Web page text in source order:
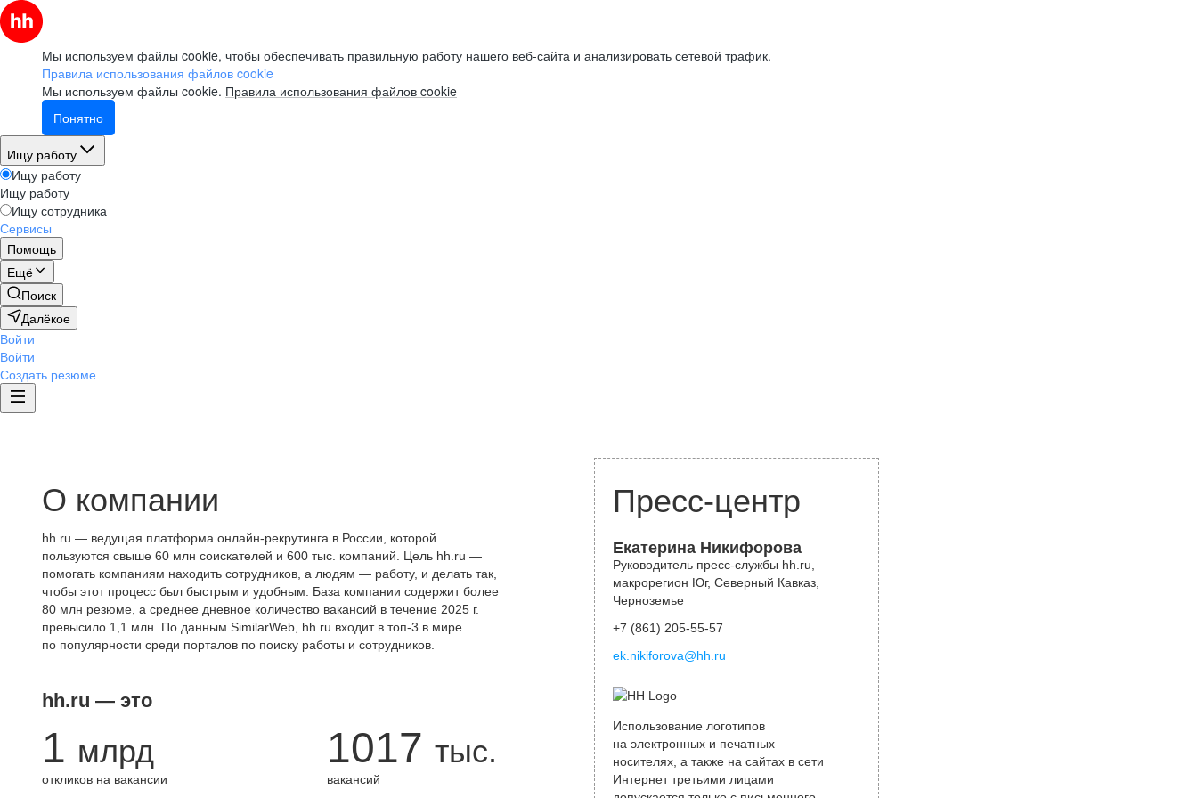
Мы используем файлы cookie, чтобы обеспечивать правильную работу нашего веб-сайта и анализировать сетевой трафик.
Правила использования файлов cookie
Мы используем файлы cookie. Правила использования файлов cookie
Понятно
Ищу работу
Ищу работу
Ищу работу
Ищу сотрудника
Сервисы
Помощь
Ещё
Поиск
Далёкое
Войти
Войти
Создать резюме
О компании
hh.ru — ведущая платформа онлайн-рекрутинга в России, которой
пользуются свыше 60 млн соискателей и 600 тыс. компаний. Цель hh.ru —
помогать компаниям находить сотрудников, а людям — работу, и делать так,
чтобы этот процесс был быстрым и удобным. База компании содержит более
80 млн резюме, а среднее дневное количество вакансий в течение 2025 г.
превысило 1,1 млн. По данным SimilarWeb, hh.ru входит в топ-3 в мире
по популярности среди порталов по поиску работы и сотрудников.
hh.ru — это
1 млрд
откликов на вакансии
1017 тыс.
вакансий
Пресс-центр
Екатерина Никифорова
Руководитель пресс-службы hh.ru,
макрорегион Юг, Северный Кавказ,
Черноземье
+7 (861) 205-55-57
ek.nikiforova@hh.ru
Использование логотипов
на электронных и печатных
носителях, а также на сайтах в сети
Интернет третьими лицами